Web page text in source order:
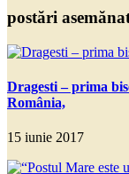
postări
Dragesti – prima
România,
15 iunie 2017